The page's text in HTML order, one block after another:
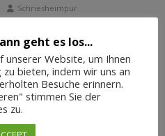
Schriesheimpur
Ski-Party im Zehntkeller
Schriesheimpur
geht es los...
unserer Website, um Ihnen
bieten, indem wir uns an
Besuche erinnern.
stimmen Sie der
zu.